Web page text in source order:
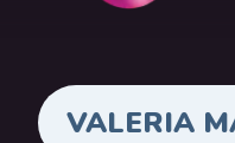
VALERIA